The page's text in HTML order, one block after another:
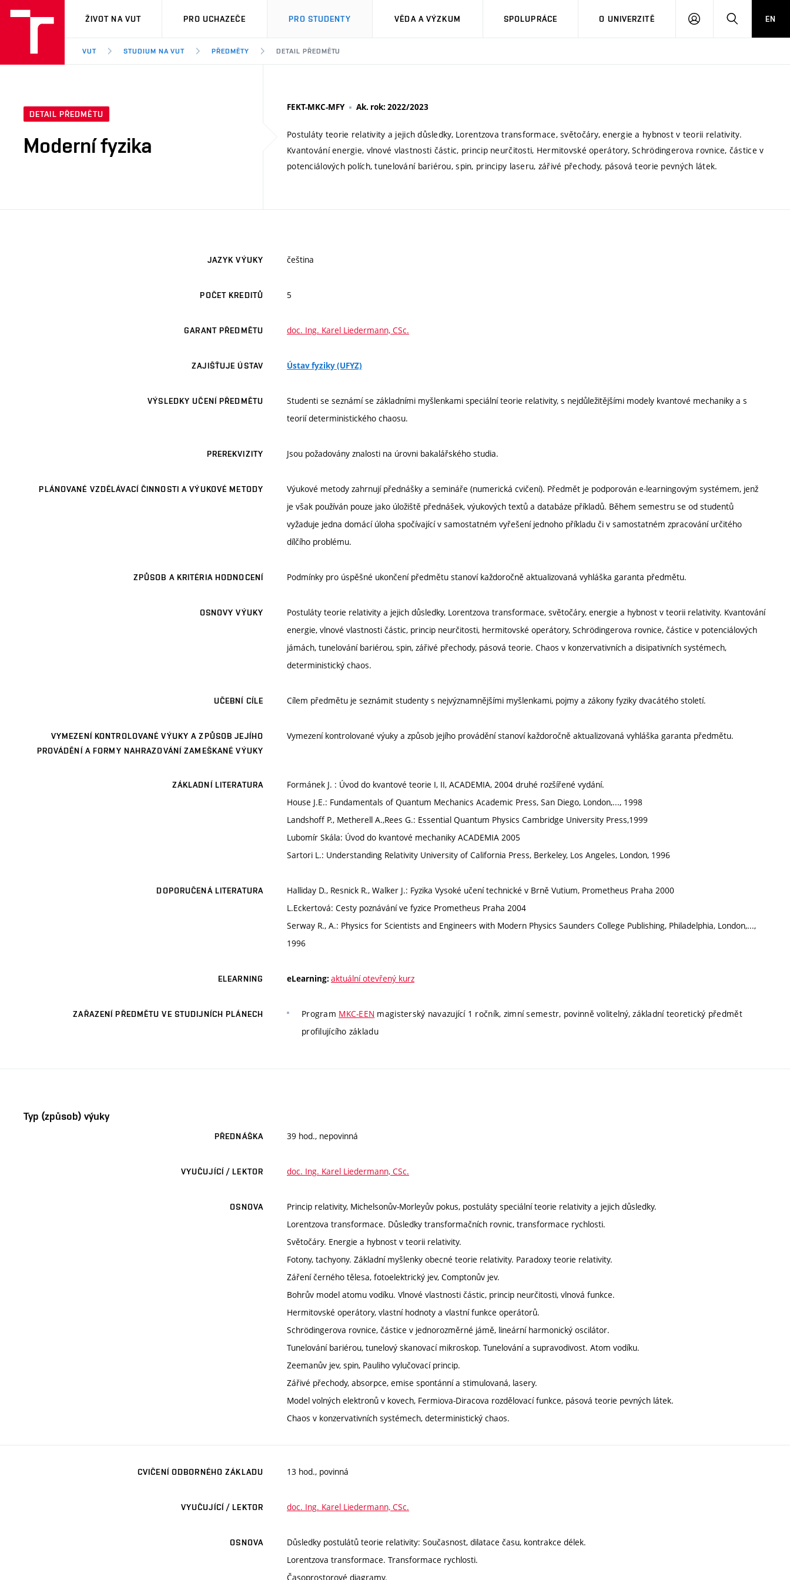
VUT
ŽIVOT NA VUT PRO UCHAZEČE PRO STUDENTY VĚDA A VÝZKUM SPOLUPRÁCE O UNIVERZITĚ
PŘIHLÁSIT HLEDATEN
VUT STUDIUM NA VUT PŘEDMĚTY DETAIL PŘEDMĚTU
DETAIL PŘEDMĚTU
Moderní fyzika
FEKT-MKC-MFY Ak. rok: 2022/2023
Postuláty teorie relativity a jejich důsledky, Lorentzova transformace, světočáry, energie a hybnost v teorii relativity.
Kvantování energie, vlnové vlastnosti částic, princip neurčitosti, Hermitovské operátory, Schrödingerova rovnice, částice v
potenciálových polích, tunelování bariérou, spin, principy laseru, zářivé přechody, pásová teorie pevných látek.
JAZYK VÝUKY čeština
POČET KREDITŮ 5
GARANT PŘEDMĚTU doc. Ing. Karel Liedermann, CSc.
ZAJIŠŤUJE ÚSTAV Ústav fyziky (UFYZ)
VÝSLEDKY UČENÍ PŘEDMĚTU
Studenti se seznámí se základními myšlenkami speciální teorie relativity, s nejdůležitějšími modely kvantové mechaniky a s
teorií deterministického chaosu.
PREREKVIZITY Jsou požadovány znalosti na úrovni bakalářského studia.
PLÁNOVANÉ VZDĚLÁVACÍ ČINNOSTI A VÝUKOVÉ METODY
Výukové metody zahrnují přednášky a semináře (numerická cvičení). Předmět je podporován e-learningovým systémem, jenž
je však používán pouze jako úložiště přednášek, výukových textů a databáze příkladů. Během semestru se od studentů
vyžaduje jedna domácí úloha spočívající v samostatném vyřešení jednoho příkladu či v samostatném zpracování určitého
dílčího problému.
ZPŮSOB A KRITÉRIA HODNOCENÍ Podmínky pro úspěšné ukončení předmětu stanoví každoročně aktualizovaná vyhláška garanta předmětu.
OSNOVY VÝUKY
Postuláty teorie relativity a jejich důsledky, Lorentzova transformace, světočáry, energie a hybnost v teorii relativity. Kvantování
energie, vlnové vlastnosti částic, princip neurčitosti, hermitovské operátory, Schrödingerova rovnice, částice v potenciálových
jámách, tunelování bariérou, spin, zářivé přechody, pásová teorie. Chaos v konzervativních a disipativních systémech,
deterministický chaos.
UČEBNÍ CÍLE Cílem předmětu je seznámit studenty s nejvýznamnějšími myšlenkami, pojmy a zákony fyziky dvacátého století.
VYMEZENÍ KONTROLOVANÉ VÝUKY A ZPŮSOB JEJÍHO
PROVÁDĚNÍ A FORMY NAHRAZOVÁNÍ ZAMEŠKANÉ VÝUKY
Vymezení kontrolované výuky a způsob jejího provádění stanoví každoročně aktualizovaná vyhláška garanta předmětu.
ZÁKLADNÍ LITERATURA
Formánek J. : Úvod do kvantové teorie I, II, ACADEMIA, 2004 druhé rozšířené vydání.
House J.E.: Fundamentals of Quantum Mechanics Academic Press, San Diego, London,..., 1998
Landshoff P., Metherell A.,Rees G.: Essential Quantum Physics Cambridge University Press,1999
Lubomír Skála: Úvod do kvantové mechaniky ACADEMIA 2005
Sartori L.: Understanding Relativity University of California Press, Berkeley, Los Angeles, London, 1996
DOPORUČENÁ LITERATURA
Halliday D., Resnick R., Walker J.: Fyzika Vysoké učení technické v Brně Vutium, Prometheus Praha 2000
L.Eckertová: Cesty poznávání ve fyzice Prometheus Praha 2004
Serway R., A.: Physics for Scientists and Engineers with Modern Physics Saunders College Publishing, Philadelphia, London,...,
1996
ELEARNING eLearning: aktuální otevřený kurz
ZAŘAZENÍ PŘEDMĚTU VE STUDIJNÍCH PLÁNECH Program MKC-EEN magisterský navazující 1 ročník, zimní semestr, povinně volitelný, základní teoretický předmět
profilujícího základu
Typ (způsob) výuky
PŘEDNÁŠKA 39 hod., nepovinná
VYUČUJÍCÍ / LEKTOR doc. Ing. Karel Liedermann, CSc.
OSNOVA
Princip relativity, Michelsonův-Morleyův pokus, postuláty speciální teorie relativity a jejich důsledky.
Lorentzova transformace. Důsledky transformačních rovnic, transformace rychlosti.
Světočáry. Energie a hybnost v teorii relativity.
Fotony, tachyony. Základní myšlenky obecné teorie relativity. Paradoxy teorie relativity.
Záření černého tělesa, fotoelektrický jev, Comptonův jev.
Bohrův model atomu vodíku. Vlnové vlastnosti částic, princip neurčitosti, vlnová funkce.
Hermitovské operátory, vlastní hodnoty a vlastní funkce operátorů.
Schrödingerova rovnice, částice v jednorozměrné jámě, lineární harmonický oscilátor.
Tunelování bariérou, tunelový skanovací mikroskop. Tunelování a supravodivost. Atom vodíku.
Zeemanův jev, spin, Pauliho vylučovací princip.
Zářivé přechody, absorpce, emise spontánní a stimulovaná, lasery.
Model volných elektronů v kovech, Fermiova-Diracova rozdělovací funkce, pásová teorie pevných látek.
Chaos v konzervativních systémech, deterministický chaos.
CVIČENÍ ODBORNÉHO ZÁKLADU 13 hod., povinná
VYUČUJÍCÍ / LEKTOR doc. Ing. Karel Liedermann, CSc.
OSNOVA
Důsledky postulátů teorie relativity: Současnost, dilatace času, kontrakce délek.
Lorentzova transformace. Transformace rychlosti.
Časoprostorové diagramy.